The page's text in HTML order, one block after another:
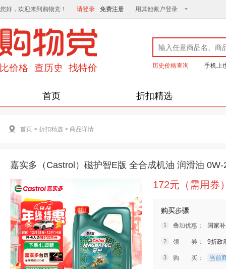
您好，欢迎来到购物党！ 请登录 免费注册 用其他账户登录
历史价格查询 手机上
首页 折扣精选
首页 > 折扣精选 > 商品详情
嘉实多（Castrol）磁护智E版 全合成机油 润滑油
172元（需用券
购买步骤
叠加优惠： 国家
领 券： 9折政
购 买： 当前